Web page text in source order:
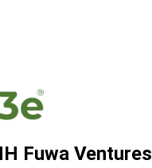
Fuwa Ventures